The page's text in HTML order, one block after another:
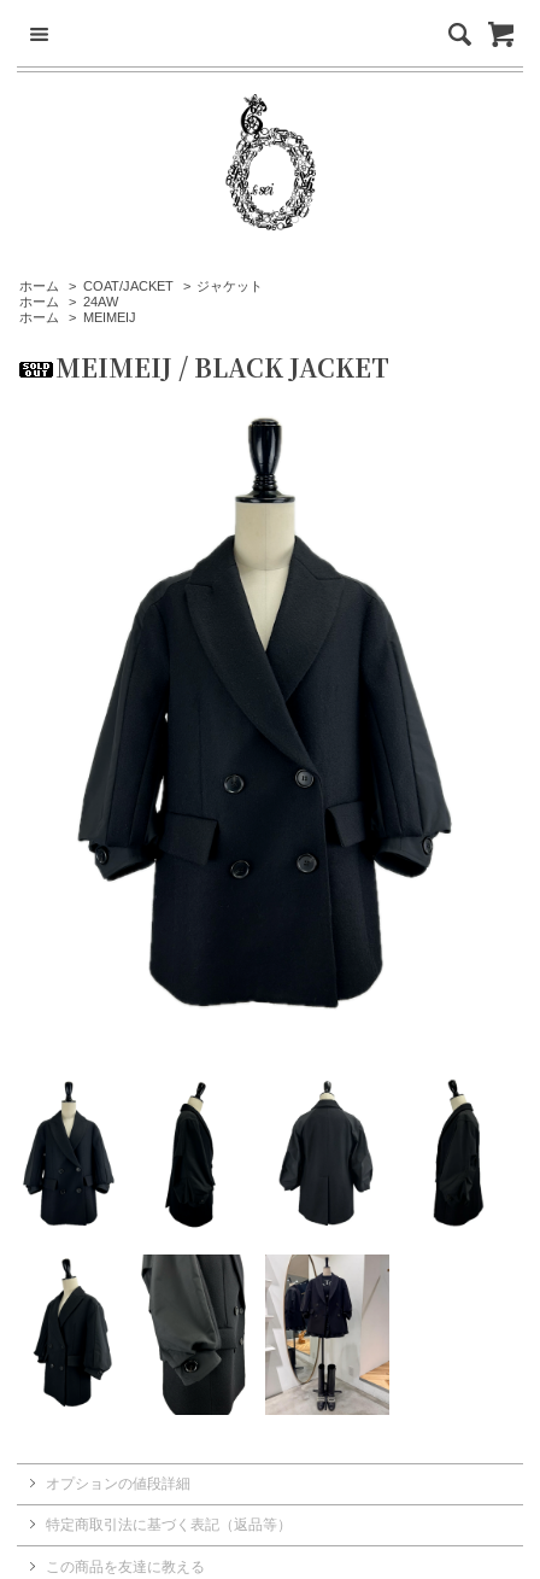
ホーム > COAT/JACKET > ジャケット
ホーム
> 24AW
ホーム
> MEIMEIJ
MEIMEIJ / BLACK JACKET
オプションの値段詳細
特定商取引法に基づく表記（返品等）
この商品を友達に教える